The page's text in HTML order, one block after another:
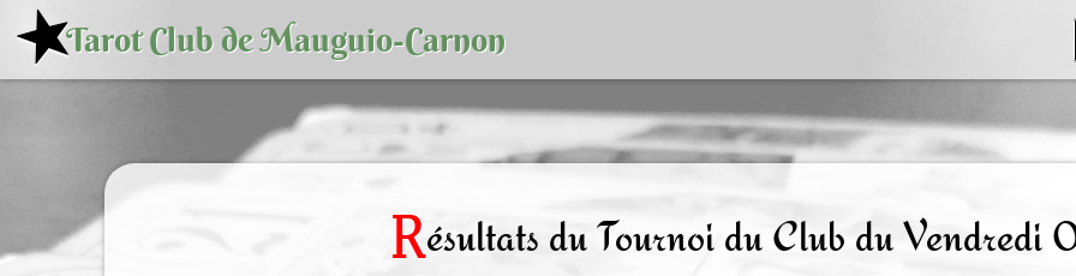
Aller
au
contenu
Tarot Club de Mauguio-Carnon
Résultats du Tournoi du Club du Vendredi